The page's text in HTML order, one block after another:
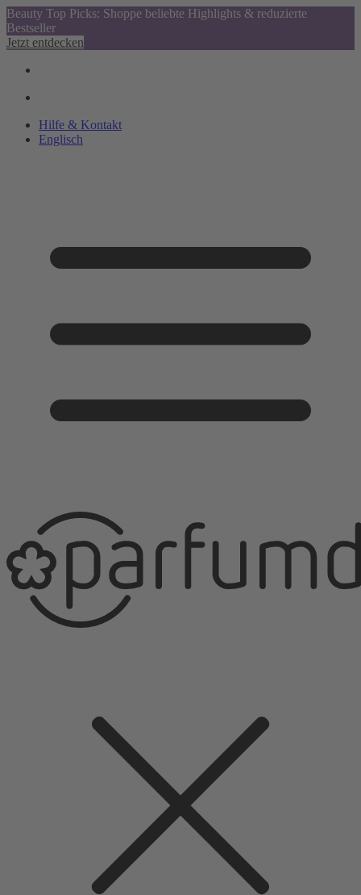
Beauty Top Picks: Shoppe beliebte Highlights & reduzierte
Bestseller
Jetzt entdecken
Hilfe & Kontakt
Englisch